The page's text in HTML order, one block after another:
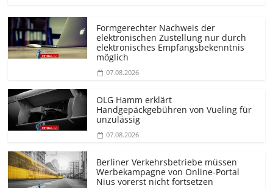
Formgerechter Nachweis der
elektronischen Zustellung nur durch
elektronisches Empfangsbekenntnis
möglich
07.08.2026
OLG Hamm erklärt
Handgepäckgebühren von Vueling für
unzulässig
07.08.2026
Berliner Verkehrsbetriebe müssen
Werbekampagne von Online-Portal
Nius vorerst nicht fortsetzen